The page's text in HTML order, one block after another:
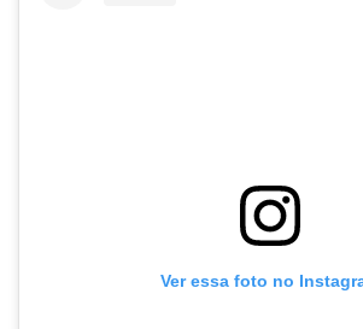
Ver essa foto no